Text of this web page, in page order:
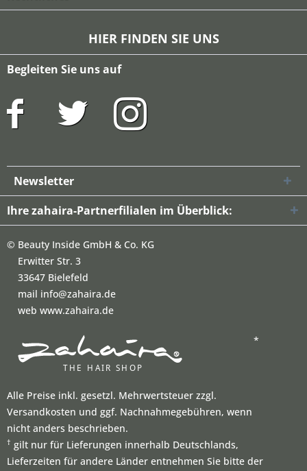
HIER FINDEN SIE UNS
Begleiten Sie uns auf
Newsletter
Ihre zahaira-Partnerfilialen im Überblick:
© Beauty Inside GmbH & Co. KG
Erwitter Str. 3
33647 Bielefeld
mail info@zahaira.de
web www.zahaira.de
*
Alle Preise inkl. gesetzl. Mehrwertsteuer zzgl.
Versandkosten und ggf. Nachnahmegebühren, wenn
nicht anders beschrieben.
† gilt nur für Lieferungen innerhalb Deutschlands,
Lieferzeiten für andere Länder entnehmen Sie bitte der